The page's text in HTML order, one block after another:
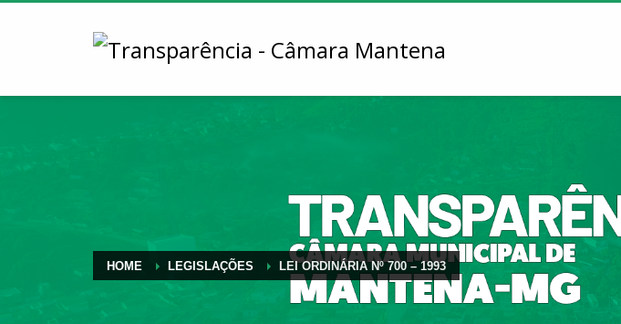
HOME LEGISLAÇÕES LEI ORDINÁRIA Nº 700 – 1993